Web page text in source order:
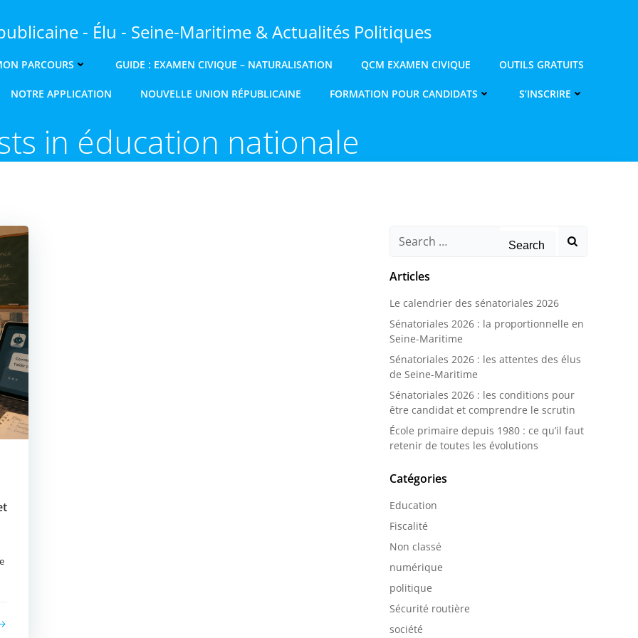
- Élu - Seine-Maritime & Actualités Politiques
PARCOURS GUIDE : EXAMEN CIVIQUE – NATURALISATION QCM EXAMEN CIVIQUE OUTILS GRATUITS
NOTRE APPLICATION NOUVELLE UNION RÉPUBLICAINE FORMATION POUR CANDIDATS S’INSCRIRE
in éducation nationale
for:
Articles
Le calendrier des sénatoriales 2026
Sénatoriales 2026 : la proportionnelle en
Seine-Maritime
Sénatoriales 2026 : les attentes des élus
de Seine-Maritime
Sénatoriales 2026 : les conditions pour
être candidat et comprendre le scrutin
École primaire depuis 1980 : ce qu’il faut
retenir de toutes les évolutions
Catégories
Education
Fiscalité
Non classé
numérique
politique
Sécurité routière
société